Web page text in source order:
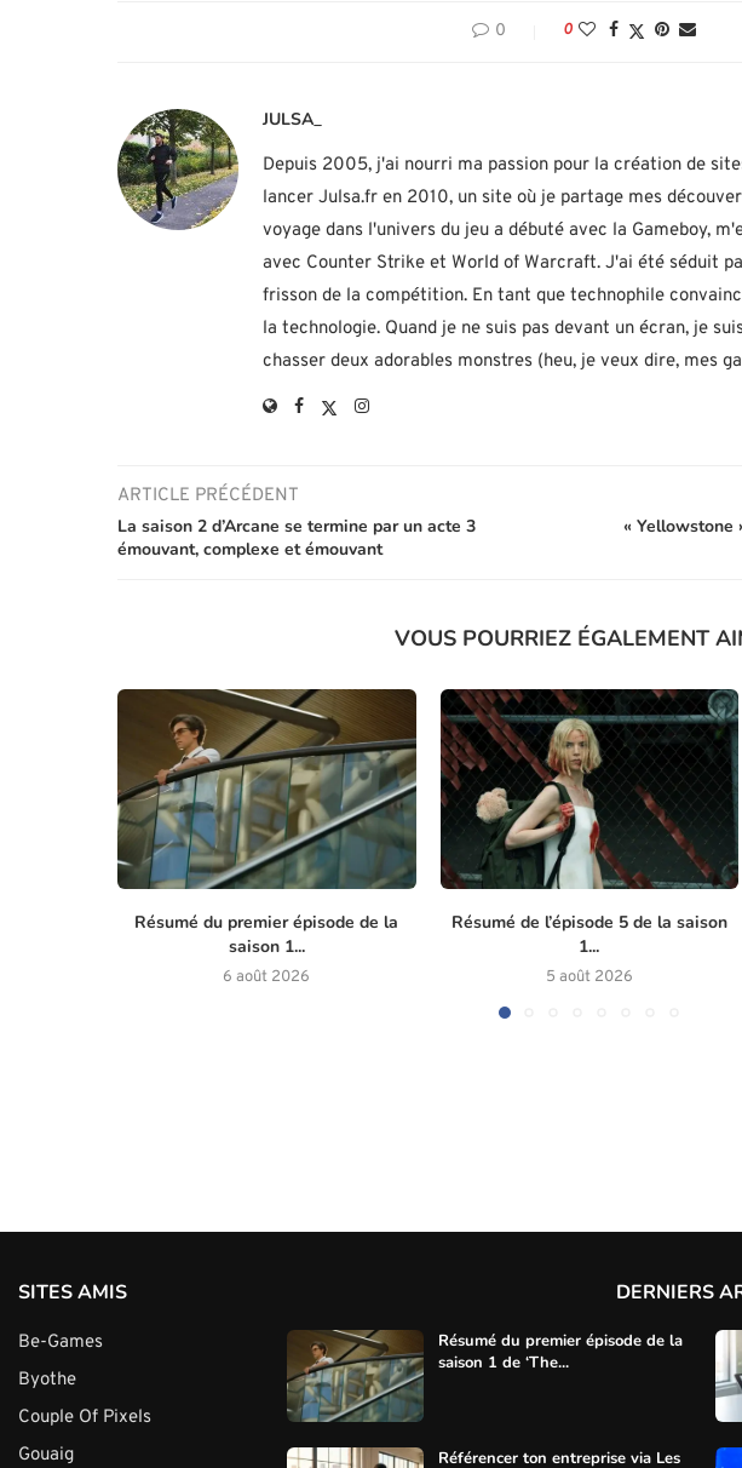
0 0
JULSA_
Depuis 2005, j'ai nourri ma passion pour la création de
lancer Julsa.fr en 2010, un site où je partage mes
voyage dans l'univers du jeu a débuté avec la Gameboy,
avec Counter Strike et World of Warcraft. J'ai été séduit
frisson de la compétition. En tant que technophile
la technologie. Quand je ne suis pas devant un écran, je
chasser deux adorables monstres (heu, je veux dire, mes
ARTICLE PRÉCÉDENT
La saison 2 d’Arcane se termine par un acte 3
émouvant, complexe et émouvant
« Yellowstone
VOUS POURRIEZ ÉGALEMENT
Résumé du premier épisode de la
saison 1...
6 août 2026
Résumé de l’épisode 5 de la saison
1...
5 août 2026
SITES AMIS
Be-Games
Byothe
Couple Of Pixels
Gouaig
DERNIERS
Résumé du premier épisode de la
saison 1 de ‘The...
Référencer ton entreprise via Les